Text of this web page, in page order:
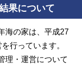
果について
海の家は、平成27
行っています。
理・運営について